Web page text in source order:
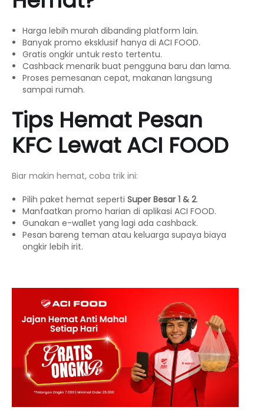
Harga lebih murah dibanding platform lain.
Banyak promo eksklusif hanya di ACI FOOD.
Gratis ongkir untuk resto tertentu.
Cashback menarik buat pengguna baru dan lama.
Proses pemesanan cepat, makanan langsung
sampai rumah.
Tips Hemat Pesan
KFC Lewat ACI FOOD
Biar makin hemat, coba trik ini:
Pilih paket hemat seperti Super Besar 1 & 2.
Manfaatkan promo harian di aplikasi ACI FOOD.
Gunakan e-wallet yang lagi ada cashback.
Pesan bareng teman atau keluarga supaya biaya
ongkir lebih irit.